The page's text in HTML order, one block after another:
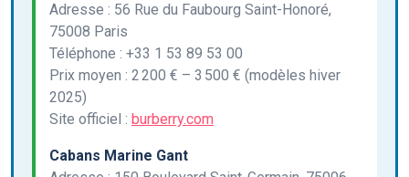
Adresse : 56 Rue du Faubourg Saint-Honoré,
75008 Paris
Téléphone : +33 1 53 89 53 00
Prix moyen : 2 200 € – 3 500 € (modèles hiver
2025)
Site officiel : burberry.com
Cabans Marine Gant